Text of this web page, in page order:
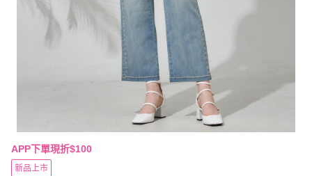
APP下單現折$100
新品上市